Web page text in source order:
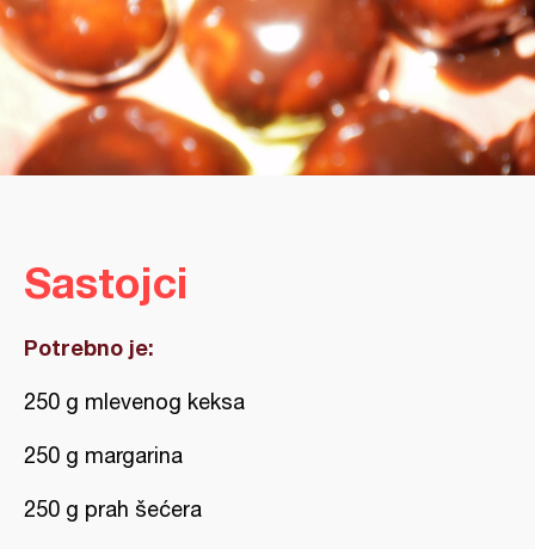
Sastojci
Potrebno je:
250 g mlevenog keksa
250 g margarina
250 g prah šećera